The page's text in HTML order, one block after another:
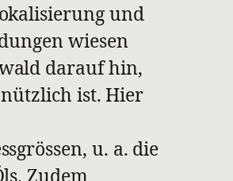
und
wiesen
darauf hin,
ist. Hier
u. a. die
Zudem